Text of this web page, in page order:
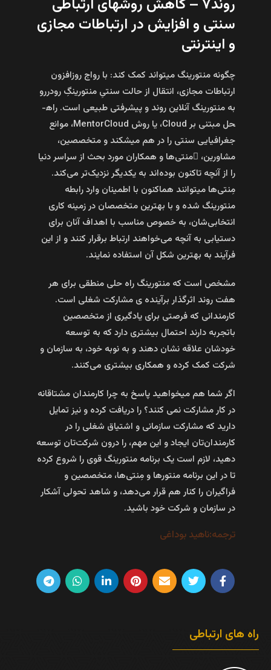
روند۷ – کاهش روش­های ارتباطی
سنتی و افزایش در ارتباطات مجازی
و اینترنتی
چگونه منتورینگ می­تواند کمک کند: با رواج روزافزون
ارتباطات مجازی، انتقال از حالت سنتیِ منتورینگِ رودررو
به منتورینگ آنلاین روند و پیشرفتی طبیعی است. راه­
حل مبتنی بر Cloud، یا روش MentorCloud، موانع
جغرافیایی سنتی را در هم می­شکند و متخصصین،
مشاورین، ِمنتی‌ها و همکاران مورد بحث از سراسر دنیا
را از آنچه تاکنون بوده‌اند به یکدیگر نزدیک‌تر می‌کند.
مِنتی‌ها می­توانند هم­اکنون با اطمینان وارد رابطه
منتورینگ شده و با بهترین متخصصان در زمینه کاری
انتخابی‌شان، به خصوص مناسب با اهداف آنان برای
دستیابی به آنچه می‌خواهند ارتباط برقرار کنند و از این
فرآیند به بهترین شکل آن استفاده نمایند.
مشخص است که منتورینگ راه ­حلی منطقی برای هر
هفت روند اثرگذار برآینده‌ ی مشارکت شغلی است.
کارمندانی که فرصتی برای یادگیری از متخصصین
باتجربه دارند احتمال بیشتری دارد که به توسعه
خودشان علاقه نشان دهند و به نوبه خود، به سازمان و
شرکت کمک کرده و همکاری بیشتری می‌کنند.
اگر شما هم میخواهید پاسخ به چرا کارمندان مشتاقانه
در کار مشارکت نمی کنند؟ را دریافت کرده و نیز تمایل
دارید که مشارکت سازمانی و اشتیاق شغلی را در
کارمندان‌تان ایجاد و این مهم، را درون شرکت‌تان توسعه
دهید، لازم است یک برنامه منتورینگ قوی را شروع کرده
تا در این برنامه منتورها و مِنتی‌ها، متخصصین و
فراگیران را کنار هم قرار می‌دهد، و شاهد تحولی آشکار
در سازمان و شرکت خود باشید.
ترجمه:ناهید بوداغی
راه های ارتباطی